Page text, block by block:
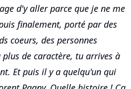
d'y aller parce que je ne me
finalement, porté par des
coeurs, des personnes
de caractère, tu arrives à
Et puis il y a quelqu'un qui